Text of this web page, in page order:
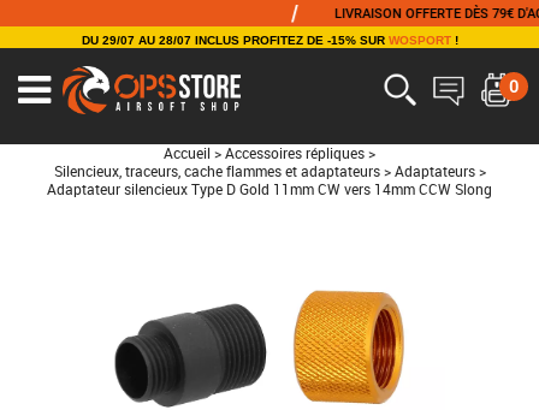
LIVRAISON OFFERTE DÈS 79€
DU 29/07 AU 28/07 INCLUS PROFITEZ DE -15% SUR WOSPORT!
0
Accueil > Accessoires répliques >
Silencieux, traceurs, cache flammes et adaptateurs > Adaptateurs >
Adaptateur silencieux Type D Gold 11mm CW vers 14mm CCW Slong